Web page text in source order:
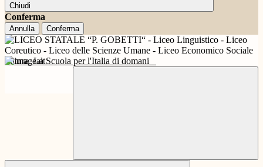
Chiudi
Conferma
Annulla Conferma
Futura La Scuola per l'Italia di domani